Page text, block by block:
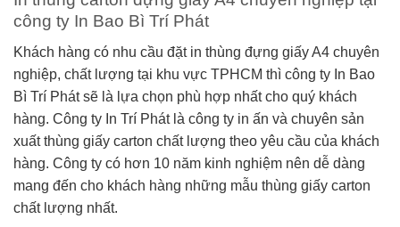
công ty In Bao Bì Trí Phát
Khách hàng có nhu cầu đặt in thùng đựng giấy A4 chuyên
nghiệp, chất lượng tại khu vực TPHCM thì công ty In Bao
Bì Trí Phát sẽ là lựa chọn phù hợp nhất cho quý khách
hàng. Công ty In Trí Phát là công ty in ấn và chuyên sản
xuất thùng giấy carton chất lượng theo yêu cầu của khách
hàng. Công ty có hơn 10 năm kinh nghiệm nên dễ dàng
mang đến cho khách hàng những mẫu thùng giấy carton
chất lượng nhất.